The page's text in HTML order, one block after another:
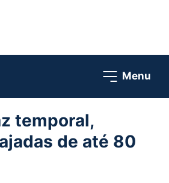
Menu
temporal,
de até 80